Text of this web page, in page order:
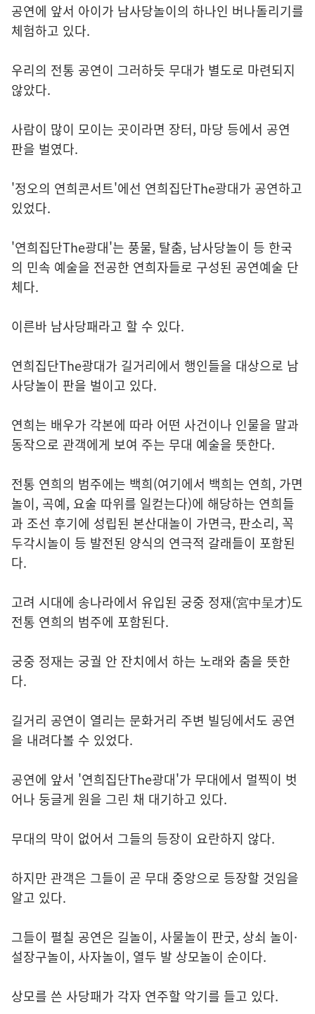
공연에 앞서 아이가 남사당놀이의 하나인 버나돌리기를
체험하고 있다.
우리의 전통 공연이 그러하듯 무대가 별도로 마련되지
않았다.
사람이 많이 모이는 곳이라면 장터, 마당 등에서 공연
판을 벌였다.
'정오의 연희콘서트'에선 연희집단The광대가 공연하고
있었다.
'연희집단The광대'는 풍물, 탈춤, 남사당놀이 등 한국
의 민속 예술을 전공한 연희자들로 구성된 공연예술 단
체다.
이른바 남사당패라고 할 수 있다.
연희집단The광대가 길거리에서 행인들을 대상으로 남
사당놀이 판을 벌이고 있다.
연희는 배우가 각본에 따라 어떤 사건이나 인물을 말과
동작으로 관객에게 보여 주는 무대 예술을 뜻한다.
전통 연희의 범주에는 백희(여기에서 백희는 연희, 가면
놀이, 곡예, 요술 따위를 일컫는다)에 해당하는 연희들
과 조선 후기에 성립된 본산대놀이 가면극, 판소리, 꼭
두각시놀이 등 발전된 양식의 연극적 갈래들이 포함된
다.
고려 시대에 송나라에서 유입된 궁중 정재(宮中呈才)도
전통 연희의 범주에 포함된다.
궁중 정재는 궁궐 안 잔치에서 하는 노래와 춤을 뜻한
다.
길거리 공연이 열리는 문화거리 주변 빌딩에서도 공연
을 내려다볼 수 있었다.
공연에 앞서 '연희집단The광대'가 무대에서 멀찍이 벗
어나 둥글게 원을 그린 채 대기하고 있다.
무대의 막이 없어서 그들의 등장이 요란하지 않다.
하지만 관객은 그들이 곧 무대 중앙으로 등장할 것임을
알고 있다.
그들이 펼칠 공연은 길놀이, 사물놀이 판굿, 상쇠 놀이·
설장구놀이, 사자놀이, 열두 발 상모놀이 순이다.
상모를 쓴 사당패가 각자 연주할 악기를 들고 있다.